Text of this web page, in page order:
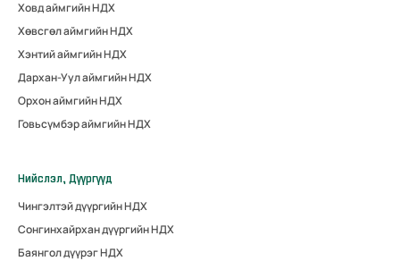
Ховд аймгийн НДХ
Хөвсгөл аймгийн НДХ
Хэнтий аймгийн НДХ
Дархан-Уул аймгийн НДХ
Орхон аймгийн НДХ
Говьсүмбэр аймгийн НДХ
Нийслэл, Дүүргүүд
Чингэлтэй дүүргийн НДХ
Сонгинхайрхан дүүргийн НДХ
Баянгол дүүрэг НДХ